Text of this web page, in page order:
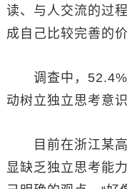
读、与人交流的过
成自己比较完善的
调查中，52.4%
动树立独立思考意识
目前在浙江某高
显缺乏独立思考能